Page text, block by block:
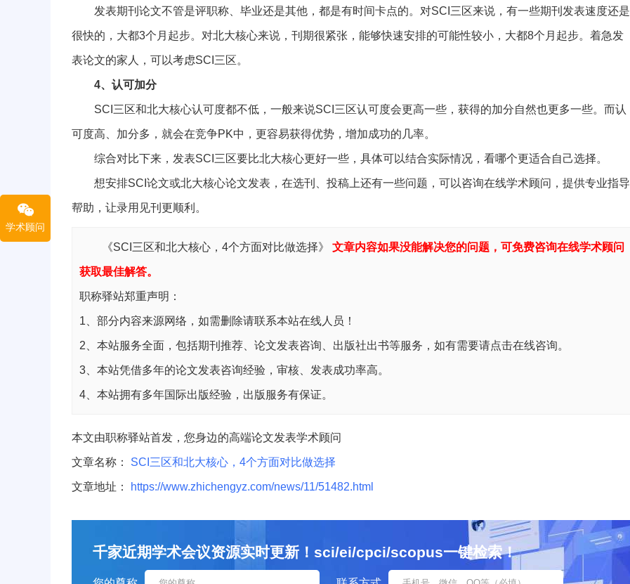
发表期刊论文不管是评职称、毕业还是其他，都是有时间卡点的。对SCI三区来说，有一些期刊发表速度还是
很快的，大都3个月起步。对北大核心来说，刊期很紧张，能够快速安排的可能性较小，大都8个月起步。着急发
表论文的家人，可以考虑SCI三区。
4、认可加分
SCI三区和北大核心认可度都不低，一般来说SCI三区认可度会更高一些，获得的加分自然也更多一些。而认
可度高、加分多，就会在竞争PK中，更容易获得优势，增加成功的几率。
综合对比下来，发表SCI三区要比北大核心更好一些，具体可以结合实际情况，看哪个更适合自己选择。
想安排SCI论文或北大核心论文发表，在选刊、投稿上还有一些问题，可以咨询在线学术顾问，提供专业指导
帮助，让录用见刊更顺利。
《SCI三区和北大核心，4个方面对比做选择》 文章内容如果没能解决您的问题，可免费咨询在线学术顾问
获取最佳解答。
职称驿站郑重声明：
1、部分内容来源网络，如需删除请联系本站在线人员！
2、本站服务全面，包括期刊推荐、论文发表咨询、出版社出书等服务，如有需要请点击在线咨询。
3、本站凭借多年的论文发表咨询经验，审核、发表成功率高。
4、本站拥有多年国际出版经验，出版服务有保证。
本文由职称驿站首发，您身边的高端论文发表学术顾问
文章名称： SCI三区和北大核心，4个方面对比做选择
文章地址： https://www.zhichengyz.com/news/11/51482.html
千家近期学术会议资源实时更新！sci/ei/cpci/scopus一键检索！
学术顾问